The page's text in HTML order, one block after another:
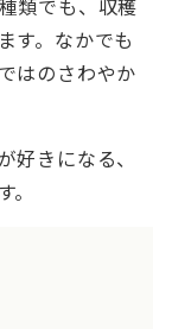
類でも、収穫
す。なかでも
はのさわやか
好きになる、